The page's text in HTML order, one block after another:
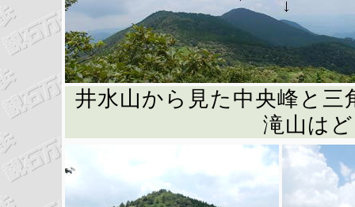
井水山から見た中央峰と
滝山は